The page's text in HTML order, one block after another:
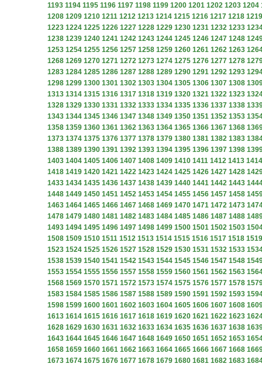
1193 1194 1195 1196 1197 1198 1199 1200 1201 1202 1203 1204
1208 1209 1210 1211 1212 1213 1214 1215 1216 1217 1218 1219
1223 1224 1225 1226 1227 1228 1229 1230 1231 1232 1233
1238 1239 1240 1241 1242 1243 1244 1245 1246 1247 1248
1253 1254 1255 1256 1257 1258 1259 1260 1261 1262 1263
1268 1269 1270 1271 1272 1273 1274 1275 1276 1277 1278
1283 1284 1285 1286 1287 1288 1289 1290 1291 1292 1293
1298 1299 1300 1301 1302 1303 1304 1305 1306 1307 1308
1313 1314 1315 1316 1317 1318 1319 1320 1321 1322 1323
1328 1329 1330 1331 1332 1333 1334 1335 1336 1337 1338
1343 1344 1345 1346 1347 1348 1349 1350 1351 1352 1353
1358 1359 1360 1361 1362 1363 1364 1365 1366 1367 1368
1373 1374 1375 1376 1377 1378 1379 1380 1381 1382 1383
1388 1389 1390 1391 1392 1393 1394 1395 1396 1397 1398
1403 1404 1405 1406 1407 1408 1409 1410 1411 1412 1413 1414
1418 1419 1420 1421 1422 1423 1424 1425 1426 1427 1428
1433 1434 1435 1436 1437 1438 1439 1440 1441 1442 1443
1448 1449 1450 1451 1452 1453 1454 1455 1456 1457 1458
1463 1464 1465 1466 1467 1468 1469 1470 1471 1472 1473
1478 1479 1480 1481 1482 1483 1484 1485 1486 1487 1488
1493 1494 1495 1496 1497 1498 1499 1500 1501 1502 1503
1508 1509 1510 1511 1512 1513 1514 1515 1516 1517 1518 1519
1523 1524 1525 1526 1527 1528 1529 1530 1531 1532 1533
1538 1539 1540 1541 1542 1543 1544 1545 1546 1547 1548
1553 1554 1555 1556 1557 1558 1559 1560 1561 1562 1563
1568 1569 1570 1571 1572 1573 1574 1575 1576 1577 1578
1583 1584 1585 1586 1587 1588 1589 1590 1591 1592 1593
1598 1599 1600 1601 1602 1603 1604 1605 1606 1607 1608
1613 1614 1615 1616 1617 1618 1619 1620 1621 1622 1623
1628 1629 1630 1631 1632 1633 1634 1635 1636 1637 1638
1643 1644 1645 1646 1647 1648 1649 1650 1651 1652 1653
1658 1659 1660 1661 1662 1663 1664 1665 1666 1667 1668
1673 1674 1675 1676 1677 1678 1679 1680 1681 1682 1683